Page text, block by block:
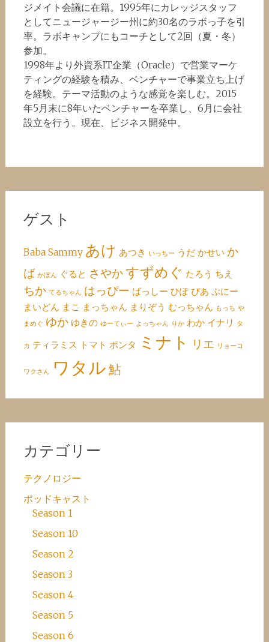
ジメイト会議に在籍。1995年にカレッジスタッフ
としてニュージャージー州に約30名のラボっ子を引
率。ラボキャンプにもコーチとして2回（夏・冬）
参加。
1998年より外資系IT企業（Oracle）で営業マーケ
ティングの経験を積み、ベンチャーで事業立ち上げ
を経験。テーマ活動のような感覚を楽しむ。2015
年5月末に8年いたベンチャーを卒業し、6月に会社
設立を行う。現在、ビジネス開発中。
ゲスト
Baba Sammy あけ あつき いっちー うだ かせい か
ば かぽん ぐると さやかすずめぐ たろう ちえ
ちか てるちゃん はっぴー ばっしー ひぽ ぴあ ぷにー
まいどん まこ まっちゃん まりぞう むっちゃん もっち や
まめぐ ゆか ゆきの ゆーてぃー よっちゃん りか わか イナリ タ
カ ティラミス トマト ポンタ ミナト リエ リョーコ
ワクさん ワタル鮎
カテゴリー
テクノロジー
ポッドキャスト
Season 1
Season 10
Season 2
Season 3
Season 4
Season 5
Season 6